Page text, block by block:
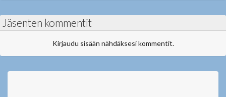
Jäsenten kommentit
Kirjaudu sisään nähdäksesi kommentit.